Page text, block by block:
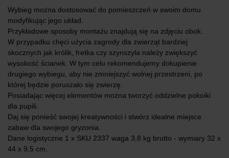
Wybieg można dostosować do pomieszczeń w swoim domu
modyfikując jego układ.
Przykładowe sposoby montażu znajdują się na zdjęciu obok.
W przypadku chęci użycia zagrody dla zwierząt bardziej
skocznych jak królik, fretka czy szynszyla należy zwiększyć
wysokość ścianek. W tym celu rekomendujemy dokupienie
drugiego wybiegu, aby nie zmniejszyć wolnej przestrzeni, po
której będzie poruszało się zwierzę.
Posiadając więcej elementów można tworzyć oddzielne pokoiki
dla pupili.
Daj się ponieść swojej kreatywności i stwórz idealne miejsce
zabaw dla swojego gryzonia.
Dane logistyczne 1 x SKU 2337 waga 3,8 kg brutto - wymiary 32 x
44 x 9,5 cm.